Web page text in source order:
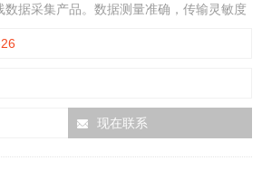
据采集产品。数据测量准确，传输灵敏度
现在联系